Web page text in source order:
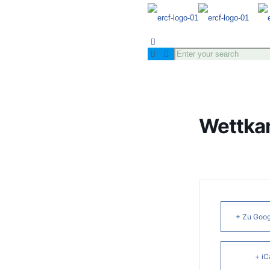
+ Zu
+